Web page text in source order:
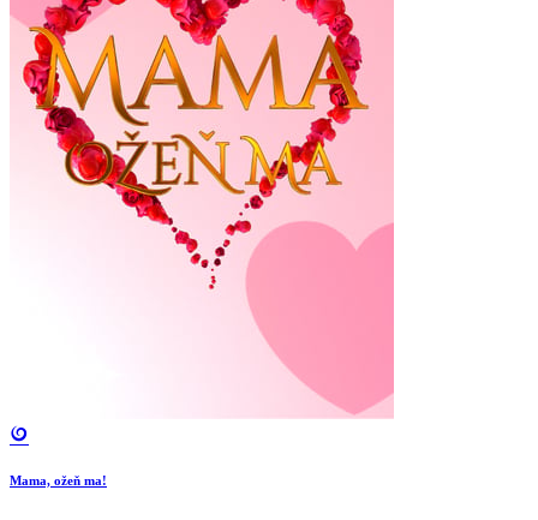
Mama, ožeň ma!